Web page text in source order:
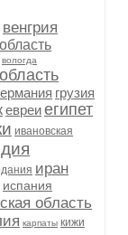
венгрия
вологда
грузия
евреиегипет
ивановская
иран
испания
область
карпаты кижи